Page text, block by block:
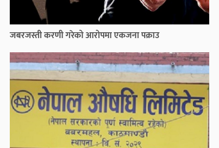
जबरजस्ती करणी गरेको आरोपमा एकजना पक्राउ